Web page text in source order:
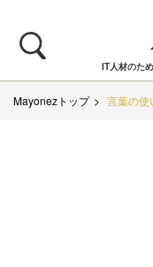
IT人材のた
Mayonezトップ 言葉の使